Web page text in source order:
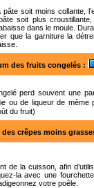
pâte soit moins collante,
soit plus croustillante,
dans le moule.
que la garniture la
des fruits congelés :
perd souvent une
ou de liqueur de
du fruit)
des crêpes moins
de la cuisson, afin
la avec une
votre poêle.